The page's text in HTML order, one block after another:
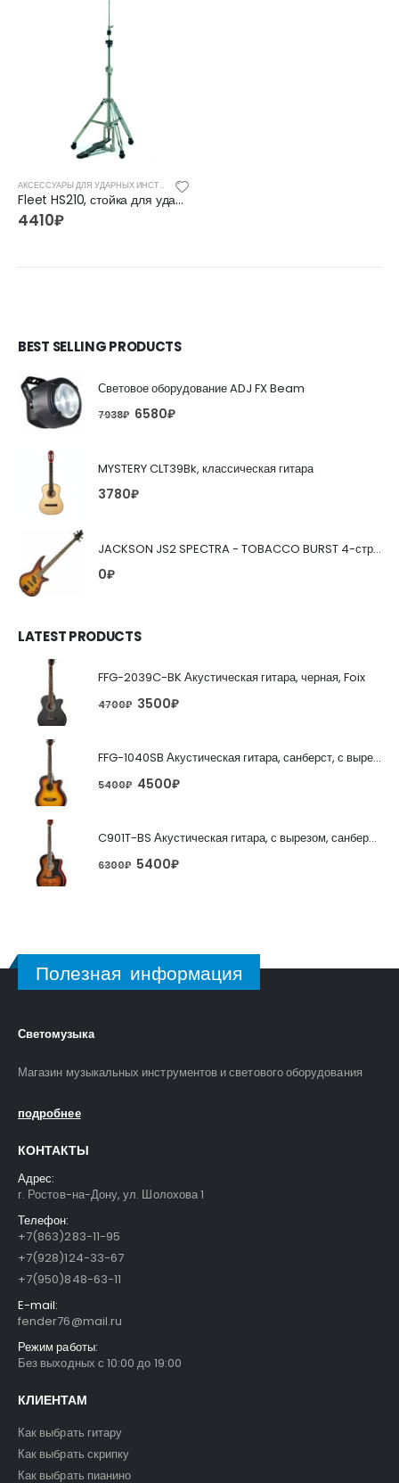
Fleet HS210, стойка для ударных
4410₽
BEST SELLING PRODUCTS
Световое оборудование ADJ FX Beam
7938₽ 6580₽
MYSTERY CLT39Bk, классическая гитара
3780₽
JACKSON JS2 SPECTRA - TOBACCO BURST 4-струнная бас-гитара
0₽
LATEST PRODUCTS
FFG-2039C-BK Акустическая гитара, черная, Foix
4700₽ 3500₽
FFG-1040SB Акустическая гитара, санберст, с вырезом, Foix
5400₽ 4500₽
C901T-BS Акустическая гитара, с вырезом, санберст, Caraya
6300₽ 5400₽
Полезная информация
Светомузыка
Магазин музыкальных инструментов и светового оборудования
подробнее
КОНТАКТЫ
Адрес:
г. Ростов-на-Дону, ул. Шолохова 1
Телефон:
+7(863)283-11-95
+7(928)124-33-67
+7(950)848-63-11
E-mail:
fender76@mail.ru
Режим работы:
Без выходных с 10:00 до 19:00
КЛИЕНТАМ
Как выбрать гитару
Как выбрать скрипку
Как выбрать пианино